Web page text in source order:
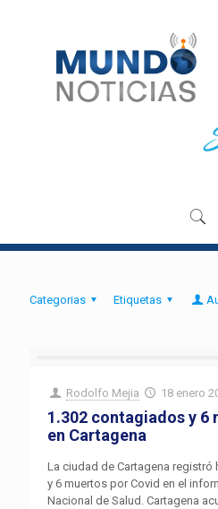
Categorias Etiquetas
Rodolfo Mejia 18 enero
1.302 contagiados y 6
en Cartagena
La ciudad de Cartagena
y 6 muertos por Covid en el
Nacional de Salud. Cartagena